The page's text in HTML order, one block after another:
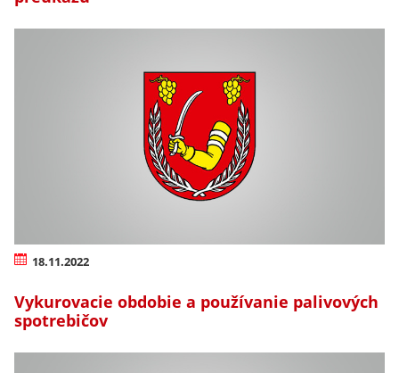
18.11.2022
Vykurovacie obdobie a používanie palivových
spotrebičov